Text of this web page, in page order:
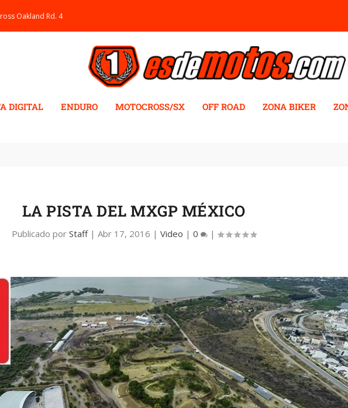
Oakland Rd. 4
DIGITAL ENDURO MOTOCROSS/SX OFF ROAD ZONA BIKER
LA PISTA DEL MXGP MÉXICO
Publicado por Staff| Abr 17, 2016 | Video | 0 |